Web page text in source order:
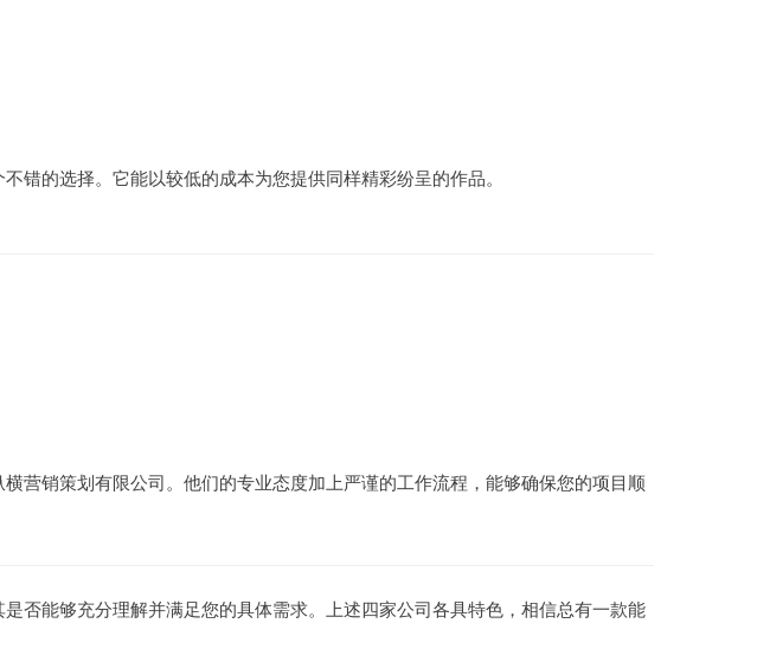
错的选择。它能以较低的成本为您提供同样精彩纷呈的作品。
营销策划有限公司。他们的专业态度加上严谨的工作流程，能够确保您的项目顺
否能够充分理解并满足您的具体需求。上述四家公司各具特色，相信总有一款能